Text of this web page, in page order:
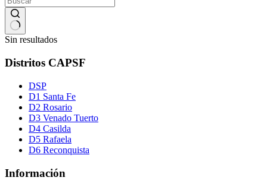
Sin resultados
Distritos CAPSF
DSP
D1 Santa Fe
D2 Rosario
D3 Venado Tuerto
D4 Casilda
D5 Rafaela
D6 Reconquista
Información